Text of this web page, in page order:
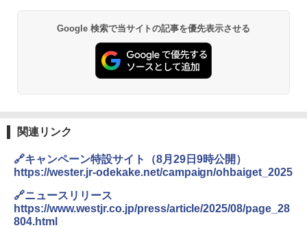
Google 検索で当サイトの記事を優先表示させる
関連リンク
🔗キャンペーン特設サイト（8月29日9時公開）
https://wester.jr-odekake.net/campaign/ohbaiget_2025
🔗ニュースリリース
https://www.westjr.co.jp/press/article/2025/08/page_28
804.html